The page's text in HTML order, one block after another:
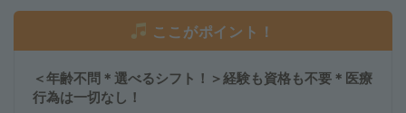
ここがポイント！
＜年齢不問＊選べるシフト！＞経験も資格も不要＊医療
行為は一切なし！